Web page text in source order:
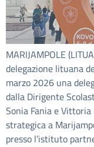
MARIJAMPOLE
delegazione lituana
marzo 2026 una
dalla Dirigente
Sonia Fania e
strategica a
presso l’istituto